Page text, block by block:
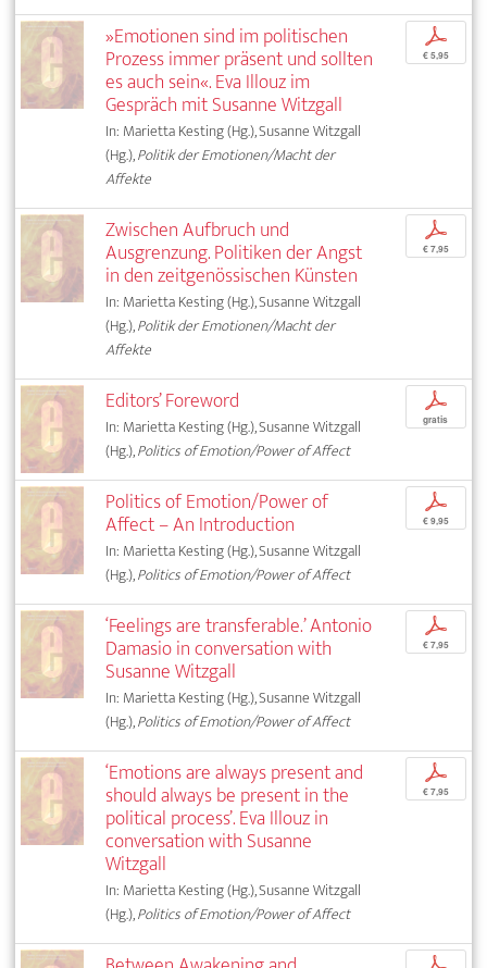
»Emotionen sind im politischen
Prozess immer präsent und sollten
es auch sein«. Eva Illouz im
Gespräch mit Susanne Witzgall
In: Marietta Kesting (Hg.), Susanne Witzgall
(Hg.),Politik der Emotionen/Macht der
Affekte
p
€ 5,95
Zwischen Aufbruch und
Ausgrenzung. Politiken der Angst
in den zeitgenössischen Künsten
In: Marietta Kesting (Hg.), Susanne Witzgall
(Hg.),Politik der Emotionen/Macht der
Affekte
p
€ 7,95
Editors’ Foreword
In: Marietta Kesting (Hg.), Susanne Witzgall
(Hg.),Politics of Emotion/Power of Affect
p
gratis
Politics of Emotion/Power of
Affect – An Introduction
In: Marietta Kesting (Hg.), Susanne Witzgall
(Hg.),Politics of Emotion/Power of Affect
p
€ 9,95
‘Feelings are transferable.’ Antonio
Damasio in conversation with
Susanne Witzgall
In: Marietta Kesting (Hg.), Susanne Witzgall
(Hg.),Politics of Emotion/Power of Affect
p
€ 7,95
‘Emotions are always present and
should always be present in the
political process’. Eva Illouz in
conversation with Susanne
Witzgall
In: Marietta Kesting (Hg.), Susanne Witzgall
(Hg.),Politics of Emotion/Power of Affect
p
€ 7,95